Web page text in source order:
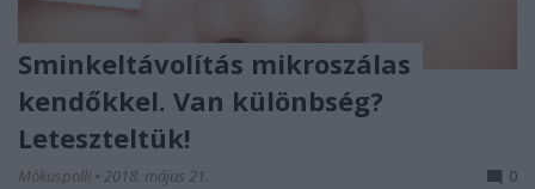
Sminkeltávolítás mikroszálas
kendőkkel. Van különbség?
Leteszteltük!
Mókuspolli • 2018. május 21. 0